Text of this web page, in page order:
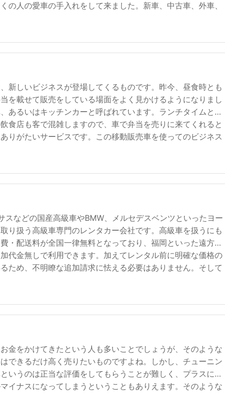
の人の愛車の手入れをして来ました。新車、中古車、外車、
新しいビジネスが登場してくるものです。昨今、昼食時とも
を載せて販売をしている場面をよく見かけるようになりまし
あるいはキッチンカーと呼ばれています。ランチタイムとな
食店も客で混雑しますので、車で弁当を売りに来てくれると
りがたいサービスです。この移動販売車を使ってのビジネス
スなどの国産高級車やBMW、メルセデスベンツといったヨー
り扱う高級車専門のレンタカー会社です。高級車を扱うにも
・配送料が全国一律無料となっており、福岡といった遠方か
代金無しで利用できます。加えてレンタル前に明確な価格の
ため、不明瞭な追加請求に怯える必要はありません。そして
金をかけてきたという人も多いことでしょうが、そのような
できるだけ高く売りたいものですよね。しかし、チューニン
いうのは正当な評価をしてもらうことが難しく、プラスにな
イナスになってしまうということもありえます。そのような